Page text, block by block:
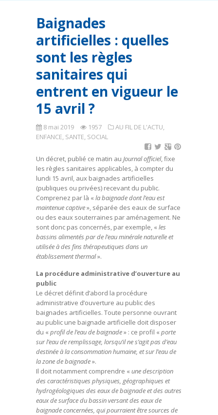
Baignades
artificielles : quelles
sont les règles
sanitaires qui
entrent en vigueur le
15 avril ?
8 mai 2019 1957 AU FIL DE L'ACTU,
ENFANCE, SANTE, SOCIAL
Un décret, publié ce matin au Journal officiel, fixe
les règles sanitaires applicables, à compter du
lundi 15 avril, aux baignades artificielles
(publiques ou privées) recevant du public.
Comprenez par là « la baignade dont l’eau est
maintenue captive», séparée des eaux de surface
ou des eaux souterraines par aménagement. Ne
sont donc pas concernés, par exemple, « les
bassins alimentés par de l’eau minérale naturelle et
utilisée à des fins thérapeutiques dans un
établissement thermal».
La procédure administrative d’ouverture au
public
Le décret définit d’abord la procédure
administrative d’ouverture au public des
baignades artificielles. Toute personne ouvrant
au public une baignade artificielle doit disposer
du « profil de l’eau de baignade» : ce profil « porte
sur l’eau de remplissage, lorsqu’il ne s’agit pas d’eau
destinée à la consommation humaine, et sur l’eau de
la zone de baignade».
Il doit notamment comprendre « une description
des caractéristiques physiques, géographiques et
hydrogéologiques des eaux de baignade et des autres
eaux de surface du bassin versant des eaux de
baignade concernées, qui pourraient être sources de